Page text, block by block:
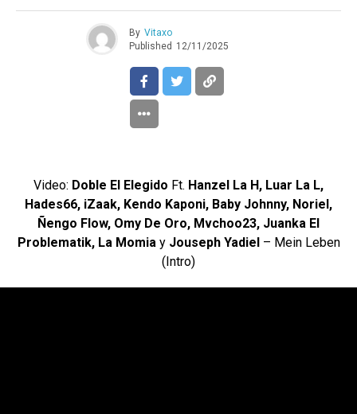
By Vitaxo
Published 12/11/2025
Video: Doble El Elegido Ft. Hanzel La H, Luar La L,
Hades66, iZaak, Kendo Kaponi, Baby Johnny, Noriel,
Ñengo Flow, Omy De Oro, Mvchoo23, Juanka El
Problematik, La Momiay Jouseph Yadiel– Mein Leben
(Intro)